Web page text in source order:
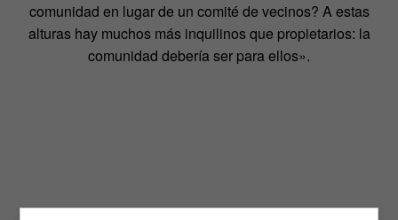
comunidad en lugar de un comité de vecinos? A estas
alturas hay muchos más inquilinos que propietarios: la
comunidad debería ser para ellos».